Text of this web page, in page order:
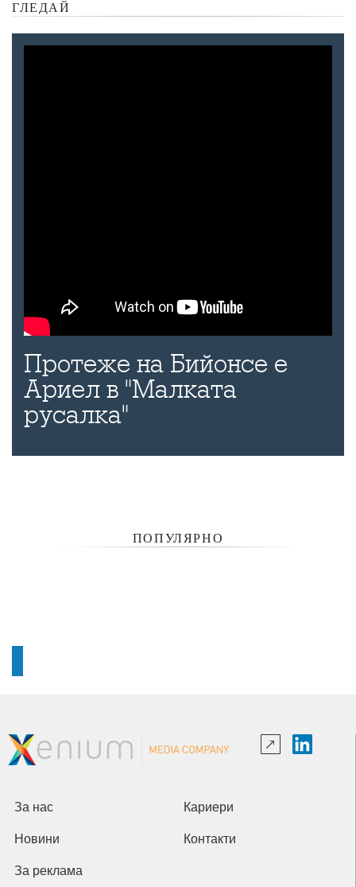
ГЛЕДАЙ
Протеже на Бийонсе е
Ариел в "Малката
русалка"
ПОПУЛЯРНО
За нас Кариери
Новини Контакти
За реклама